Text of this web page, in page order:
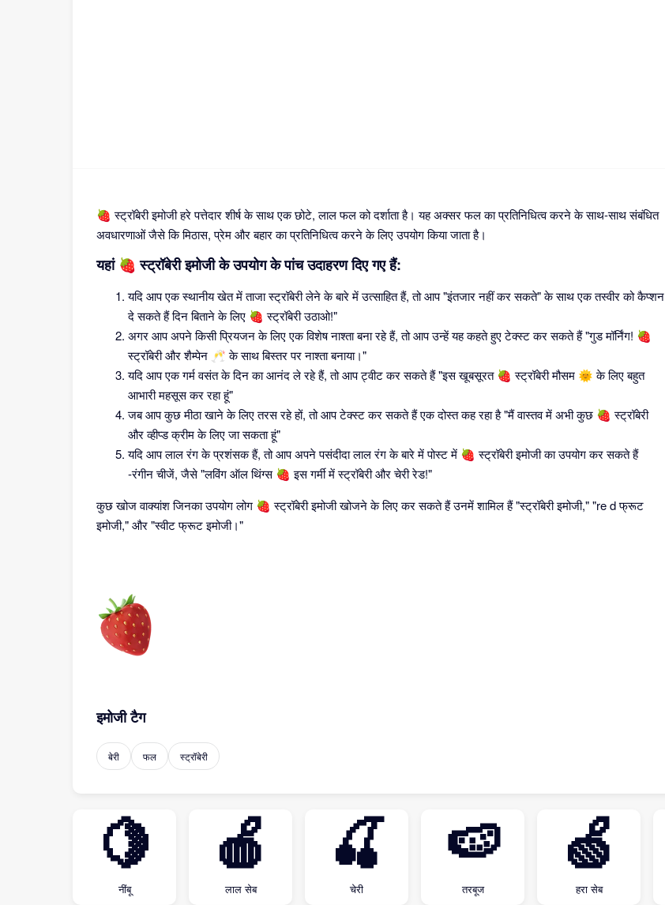
🍓 स्ट्रॉबेरी इमोजी हरे पत्तेदार शीर्ष के साथ एक छोटे, लाल फल को दर्शाता है। यह अक्सर फल का प्रतिनिधित्व करने के साथ-साथ संबंधित
अवधारणाओं जैसे कि मिठास, प्रेम और बहार का प्रतिनिधित्व करने के लिए उपयोग किया जाता है।
यहां 🍓 स्ट्रॉबेरी इमोजी के उपयोग के पांच उदाहरण दिए गए हैं:
यदि आप एक स्थानीय खेत में ताजा स्ट्रॉबेरी लेने के बारे में उत्साहित हैं, तो आप "इंतजार नहीं कर सकते" के साथ एक तस्वीर को कैप्शन
दे सकते हैं दिन बिताने के लिए 🍓 स्ट्रॉबेरी उठाओ!"
अगर आप अपने किसी प्रियजन के लिए एक विशेष नाश्ता बना रहे हैं, तो आप उन्हें यह कहते हुए टेक्स्ट कर सकते हैं "गुड मॉर्निंग! 🍓
स्ट्रॉबेरी और शैम्पेन 🥂 के साथ बिस्तर पर नाश्ता बनाया।"
यदि आप एक गर्म वसंत के दिन का आनंद ले रहे हैं, तो आप ट्वीट कर सकते हैं "इस खूबसूरत 🍓 स्ट्रॉबेरी मौसम 🌞 के लिए बहुत
आभारी महसूस कर रहा हूं"
जब आप कुछ मीठा खाने के लिए तरस रहे हों, तो आप टेक्स्ट कर सकते हैं एक दोस्त कह रहा है "मैं वास्तव में अभी कुछ 🍓 स्ट्रॉबेरी
और व्हीप्ड क्रीम के लिए जा सकता हूं"
यदि आप लाल रंग के प्रशंसक हैं, तो आप अपने पसंदीदा लाल रंग के बारे में पोस्ट में 🍓 स्ट्रॉबेरी इमोजी का उपयोग कर सकते हैं
-रंगीन चीजें, जैसे "लविंग ऑल थिंग्स 🍓 इस गर्मी में स्ट्रॉबेरी और चेरी रेड!"
कुछ खोज वाक्यांश जिनका उपयोग लोग 🍓 स्ट्रॉबेरी इमोजी खोजने के लिए कर सकते हैं उनमें शामिल हैं "स्ट्रॉबेरी इमोजी," "re d फ्रूट
इमोजी," और "स्वीट फ्रूट इमोजी।"
इमोजी टैग
बेरी फल स्ट्रॉबेरी
🍋
नींबू
🍎
लाल सेब
🍒
चेरी
🍉
तरबूज
🍏
हरा सेब